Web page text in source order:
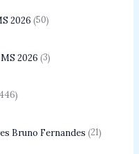
2026 50
2026 3
Bruno Fernandes 21